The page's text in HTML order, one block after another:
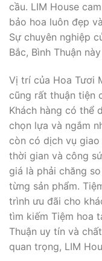
cầu. LIM House
bảo hoa luôn đẹp
Sự chuyên nghiệp
Bắc, Bình Thuận
Vị trí của Hoa Tươi
cũng rất thuận tiện
Khách hàng có thể
chọn lựa và ngắm
còn có dịch vụ
thời gian và công
giá là phải chăng
từng sản phẩm.
trình ưu đãi cho
tìm kiếm Tiệm hoa
Thuận uy tín và
quan trọng, LIM